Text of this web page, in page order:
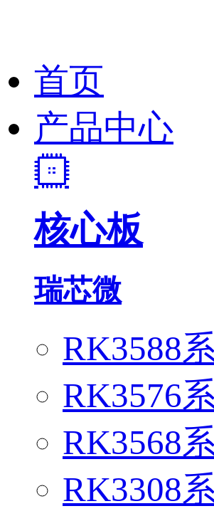
首页
产品中心
核心板
瑞芯微
RK3588
RK3576
RK3568
RK3308